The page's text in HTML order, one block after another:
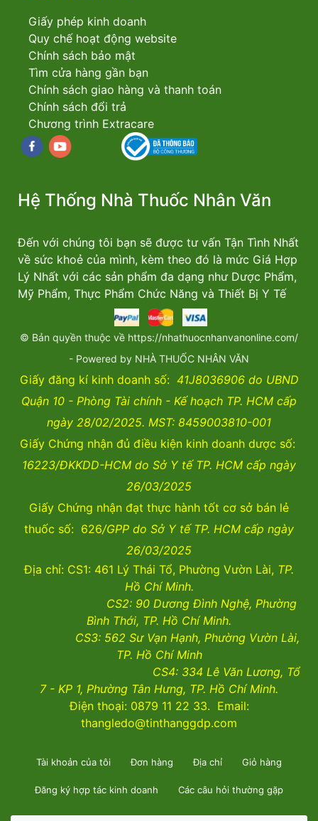
Giấy phép kinh doanh
Quy chế hoạt động website
Chính sách bảo mật
Tìm cửa hàng gần bạn
Chính sách giao hàng và thanh toán
Chính sách đổi trả
Chương trình Extracare
Facebookyoutube
Hệ Thống Nhà Thuốc Nhân Văn
Đến với chúng tôi bạn sẽ được tư vấn Tận Tình Nhất
về sức khoẻ của mình, kèm theo đó là mức Giá Hợp
Lý Nhất với các sản phẩm đa dạng như Dược Phẩm,
Mỹ Phẩm, Thực Phẩm Chức Năng và Thiết Bị Y Tế
© Bản quyền thuộc về https://nhathuocnhanvanonline.com/
- Powered by NHÀ THUỐC NHÂN VĂN
Giấy đăng kí kinh doanh số: 41J8036906 do UBND
Quận 10 - Phòng Tài chính - Kế hoạch TP. HCM cấp
ngày 28/02/2025. MST: 8459003810-001
Giấy Chứng nhận đủ điều kiện kinh doanh dược số:
16223/ĐKKDD-HCM do Sở Y tế TP. HCM cấp ngày
26/03/2025
Giấy Chứng nhận đạt thực hành tốt cơ sở bán lẻ
thuốc số: 626/GPP do Sở Y tế TP. HCM cấp ngày
26/03/2025
Địa chỉ: CS1: 461 Lý Thái Tổ, Phường Vườn Lài, TP.
Hồ Chí Minh.
CS2: 90 Dương Đình Nghệ, Phường
Bình Thới, TP. Hồ Chí Minh.
CS3: 562 Sư Vạn Hạnh, Phường Vườn Lài,
TP. Hồ Chí Minh
CS4: 334 Lê Văn Lương, Tổ
7 - KP 1, Phường Tân Hưng, TP. Hồ Chí Minh.
Điện thoại: 0879 11 22 33. Email:
thangledo@tinthanggdp.com
Tài khoản của tôi Đơn hàng Địa chỉ Giỏ hàng
Đăng ký hợp tác kinh doanh Các câu hỏi thường gặp